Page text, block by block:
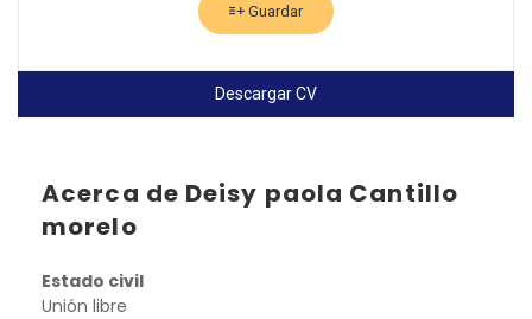
Guardar
Descargar CV
Acerca de Deisy paola Cantillo
morelo
Estado civil
Unión libre